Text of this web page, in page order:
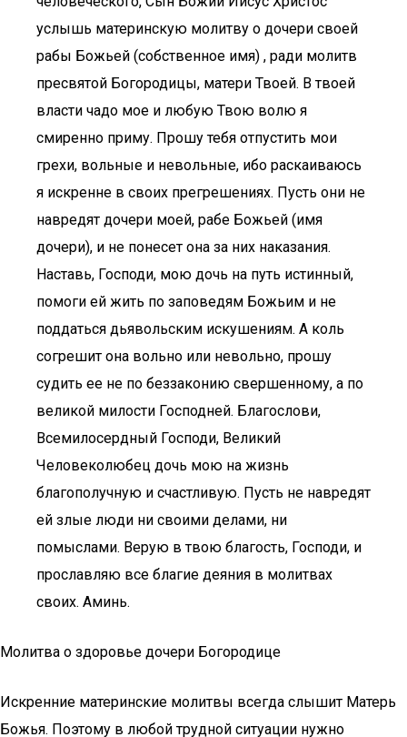
услышь материнскую молитву о дочери своей
рабы Божьей (собственное имя) , ради молитв
пресвятой Богородицы, матери Твоей. В твоей
власти чадо мое и любую Твою волю я
смиренно приму. Прошу тебя отпустить мои
грехи, вольные и невольные, ибо раскаиваюсь
я искренне в своих прегрешениях. Пусть они не
навредят дочери моей, рабе Божьей (имя
дочери), и не понесет она за них наказания.
Наставь, Господи, мою дочь на путь истинный,
помоги ей жить по заповедям Божьим и не
поддаться дьявольским искушениям. А коль
согрешит она вольно или невольно, прошу
судить ее не по беззаконию свершенному, а по
великой милости Господней. Благослови,
Всемилосердный Господи, Великий
Человеколюбец дочь мою на жизнь
благополучную и счастливую. Пусть не навредят
ей злые люди ни своими делами, ни
помыслами. Верую в твою благость, Господи, и
прославляю все благие деяния в молитвах
своих. Аминь.
Молитва о здоровье дочери Богородице
Искренние материнские молитвы всегда слышит Матерь
Божья. Поэтому в любой трудной ситуации нужно